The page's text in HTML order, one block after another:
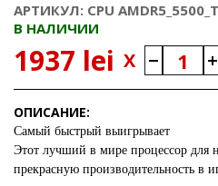
АРТИКУЛ: CPU AMDR5_5500_T
В НАЛИЧИИ
1937 lei X
ОПИСАНИЕ:
Самый быстрый выигрывает
Этот лучший в мире процессор для
прекрасную производительность в